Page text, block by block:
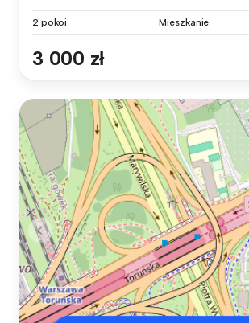
2 pokoi Mieszkanie
3 000 zł